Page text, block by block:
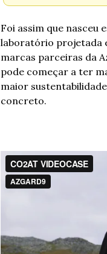
Foi assim que nasceu
laboratório projetada
marcas parceiras da
pode começar a ter
maior
concreto.